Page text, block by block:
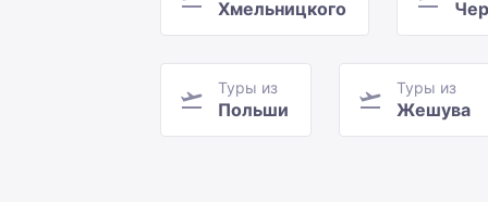
Хмельницкого
Туры из
Польши
Туры из
Жешува